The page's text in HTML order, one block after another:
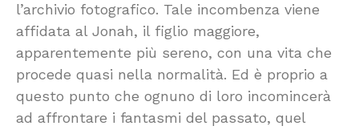
l’archivio fotografico. Tale incombenza viene
affidata al Jonah, il figlio maggiore,
apparentemente più sereno, con una vita che
procede quasi nella normalità. Ed è proprio a
questo punto che ognuno di loro incomincerà
ad affrontare i fantasmi del passato, quel